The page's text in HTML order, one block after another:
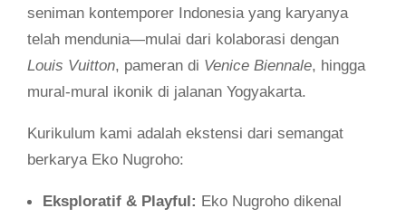
seniman kontemporer Indonesia yang karyanya
telah mendunia—mulai dari kolaborasi dengan
Louis Vuitton, pameran di Venice Biennale, hingga
mural-mural ikonik di jalanan Yogyakarta.
Kurikulum kami adalah ekstensi dari semangat
berkarya Eko Nugroho:
Eksploratif & Playful: Eko Nugroho dikenal